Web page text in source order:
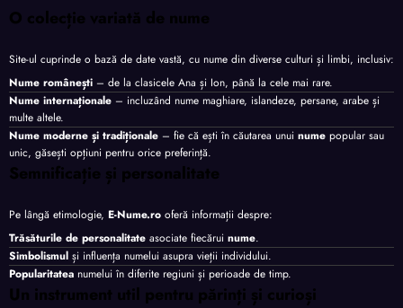
O colecție variată de nume
Site-ul cuprinde o bază de date vastă, cu nume din diverse culturi și limbi, inclusiv:
Nume românești – de la clasicele Ana și Ion, până la cele mai rare.
Nume internaționale – incluzând nume maghiare, islandeze, persane, arabe și
multe altele.
Nume moderne și tradiționale – fie că ești în căutarea unui nume popular sau
unic, găsești opțiuni pentru orice preferință.
Semnificație și personalitate
Pe lângă etimologie, E-Nume.ro oferă informații despre:
Trăsăturile de personalitate asociate fiecărui nume.
Simbolismul și influența numelui asupra vieții individului.
Popularitatea numelui în diferite regiuni și perioade de timp.
Un instrument util pentru părinți și curioși